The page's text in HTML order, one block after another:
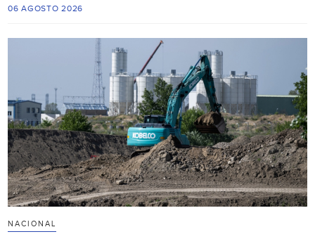
06 AGOSTO 2026
NACIONAL